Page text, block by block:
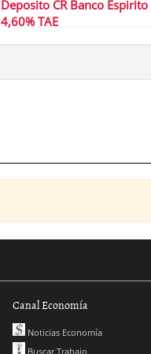
Deposito CR Banco
4,60% TAE
Canal Economía
Noticias Economía
Buscar Trabajo